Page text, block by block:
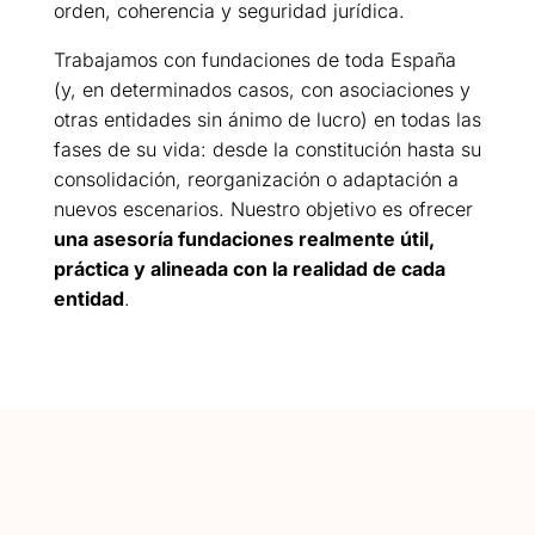
orden, coherencia y seguridad jurídica.
Trabajamos con fundaciones de toda España
(y, en determinados casos, con asociaciones y
otras entidades sin ánimo de lucro) en todas las
fases de su vida: desde la constitución hasta su
consolidación, reorganización o adaptación a
nuevos escenarios. Nuestro objetivo es ofrecer
una asesoría fundaciones realmente útil,
práctica y alineada con la realidad de cada
entidad.